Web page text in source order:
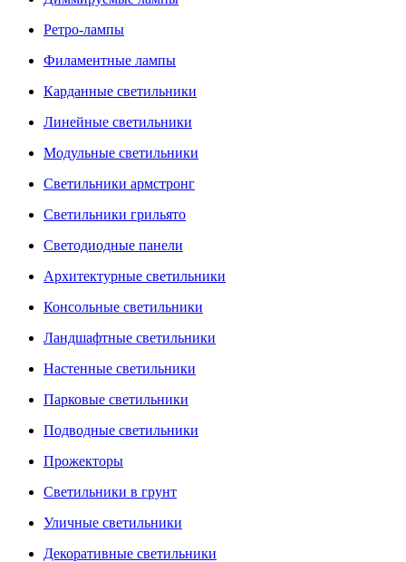
Ретро-лампы
Филаментные лампы
Карданные светильники
Линейные светильники
Модульные светильники
Светильники армстронг
Светильники грильято
Светодиодные панели
Архитектурные светильники
Консольные светильники
Ландшафтные светильники
Настенные светильники
Парковые светильники
Подводные светильники
Прожекторы
Светильники в грунт
Уличные светильники
Декоративные светильники